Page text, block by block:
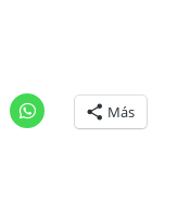
Más